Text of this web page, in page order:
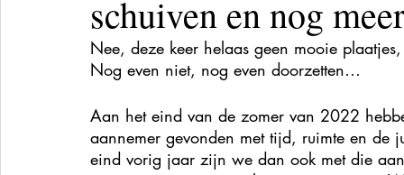
schuiven en nog
Nee, deze keer helaas geen mooie
Nog even niet, nog even doorzetten…
Aan het eind van de zomer van 2022
aannemer gevonden met tijd, ruimte en de
eind vorig jaar zijn we dan ook met die